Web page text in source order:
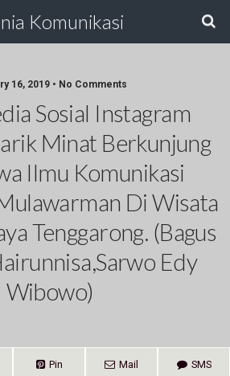
Komunikasi
16, 2019 • No Comments
Sosial Instagram
Minat Berkunjung
Ilmu Komunikasi
Di Wisata
Tenggarong. (Bagus
Edy
Wibowo)
Pin Mail SMS